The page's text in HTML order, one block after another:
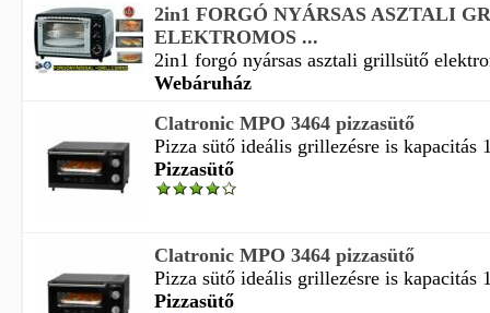
2in1 FORGÓ NYÁRSAS ASZTALI
ELEKTROMOS ...
2in1 forgó nyársas asztali grillsütő
Webáruház
Clatronic MPO 3464 pizzasütő
Pizza sütő ideális grillezésre is kapacitás
Pizzasütő
Clatronic MPO 3464 pizzasütő
Pizza sütő ideális grillezésre is kapacitás
Pizzasütő